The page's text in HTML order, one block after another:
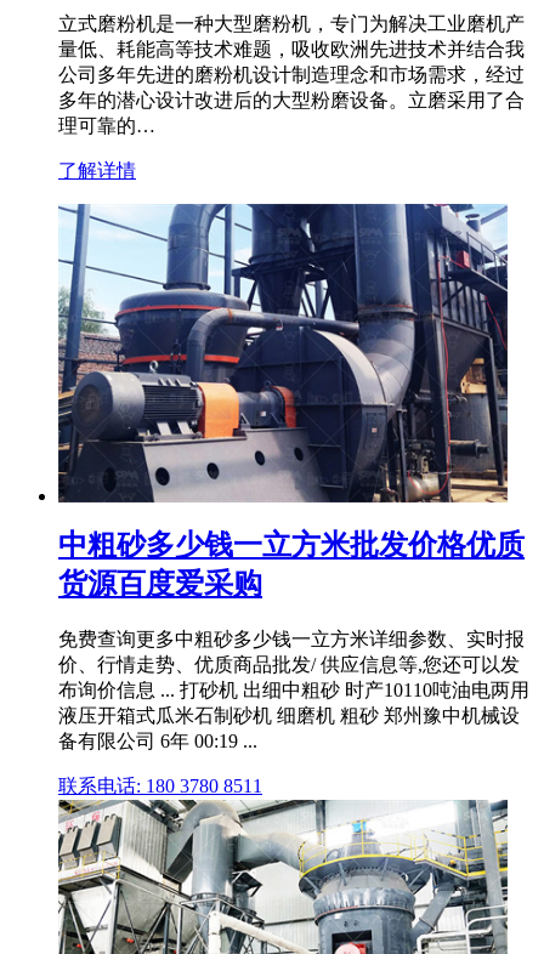
立式磨粉机是一种大型磨粉机，专门为解决工业磨机产
量低、耗能高等技术难题，吸收欧洲先进技术并结合我
公司多年先进的磨粉机设计制造理念和市场需求，经过
多年的潜心设计改进后的大型粉磨设备。立磨采用了合
理可靠的…
了解详情
中粗砂多少钱一立方米批发价格优质
货源百度爱采购
免费查询更多中粗砂多少钱一立方米详细参数、实时报
价、行情走势、优质商品批发/ 供应信息等,您还可以发
布询价信息 ... 打砂机 出细中粗砂 时产10110吨油电两用
液压开箱式瓜米石制砂机 细磨机 粗砂 郑州豫中机械设
备有限公司 6年 00:19 ...
联系电话: 180 3780 8511